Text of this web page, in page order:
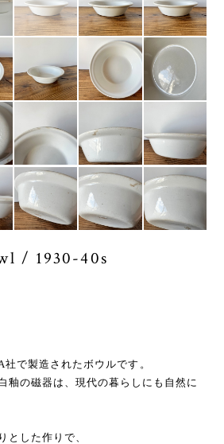
/ 1930-40s
で製造されたボウルです。
釉の磁器は、現代の暮らしにも自然に
とした作りで、